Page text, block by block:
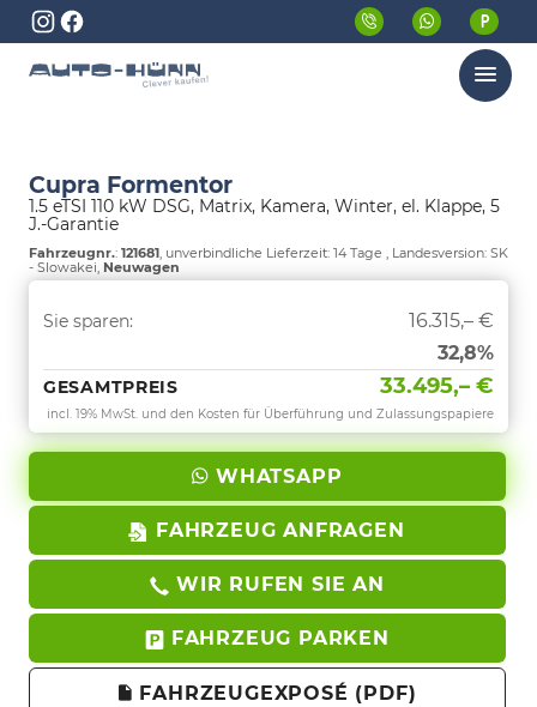
Menü
Cupra Formentor
1.5 eTSI 110 kW DSG, Matrix, Kamera, Winter, el. Klappe, 5
J.-Garantie
Fahrzeugnr.: 121681, unverbindliche Lieferzeit: 14 Tage , Landesversion: SK
- Slowakei, Neuwagen
Sie sparen:
16.315,– €
32,8%
GESAMTPREIS 33.495,– €
incl. 19% MwSt. und den Kosten für Überführung und Zulassungspapiere
WHATSAPP
FAHRZEUG ANFRAGEN
WIR RUFEN SIE AN
FAHRZEUG PARKEN
FAHRZEUGEXPOSÉ (PDF)